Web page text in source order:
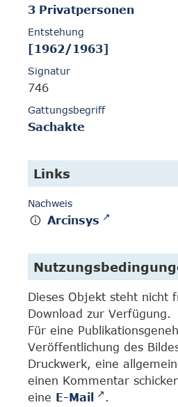
3 Privatpersonen
Entstehung
[1962/1963]
Signatur
746
Gattungsbegriff
Sachakte
Links
Nachweis
Arcinsys
Dieses Objekt steht nicht
Download zur Verfügung.
Für eine
Veröffentlichung des
Druckwerk, eine
einen Kommentar
eine E-Mail
.